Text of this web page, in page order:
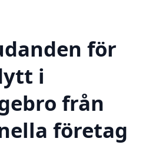
för
i
från
företag